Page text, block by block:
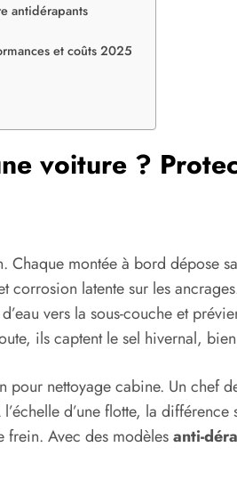
antidérapants
et coûts 2025
voiture ?
Chaque montée à bord dépose
corrosion latente sur les
vers la sous-couche et
ils captent le sel hivernal,
nettoyage cabine. Un chef
d’une flotte, la différence
frein. Avec des modèlesanti-